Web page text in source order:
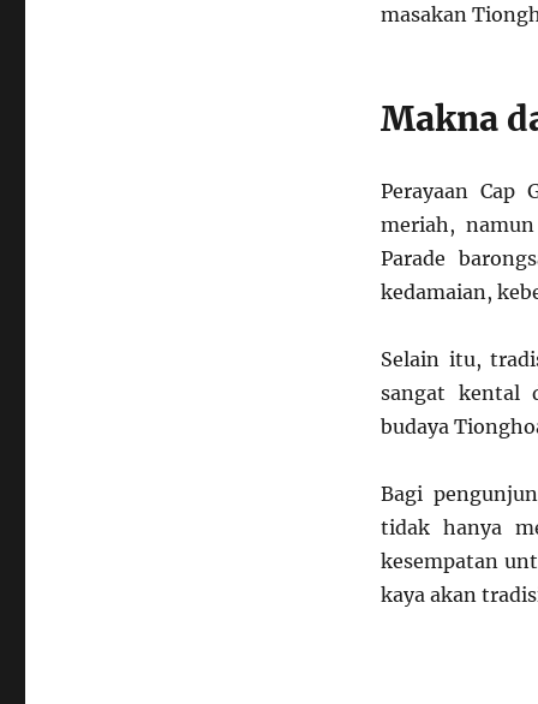
masakan
Makna
Perayaan Cap
meriah,
Parade
kedamaian,
Selain itu,
sangat kental
budaya
Bagi
tidak hanya
kesempatan
kaya akan